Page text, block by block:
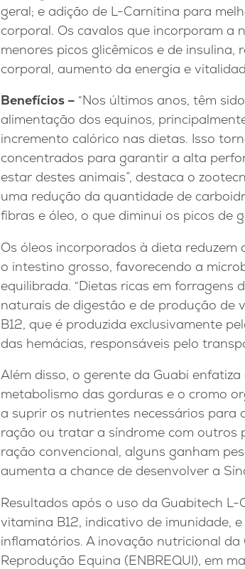
geral; e adição de L-Carnitina para
corporal. Os cavalos que incorporam a
menores picos glicêmicos e de
corporal, aumento da energia e
Benefícios – “Nos últimos anos, têm
alimentação dos equinos,
incremento calórico nas dietas. Isso
concentrados para garantir a alta
estar destes animais”, destaca o
uma redução da quantidade de
fibras e óleo, o que diminui os picos de
Os óleos incorporados à dieta
o intestino grosso, favorecendo a
equilibrada. “Dietas ricas em forragens
naturais de digestão e de produção de
B12, que é produzida exclusivamente
das hemácias, responsáveis pelo
Além disso, o gerente da Guabi
metabolismo das gorduras e o cromo
a suprir os nutrientes necessários para
ração ou tratar a síndrome com outros
ração convencional, alguns ganham
aumenta a chance de desenvolver a
Resultados após o uso da Guabitech
vitamina B12, indicativo de imunidade,
inflamatórios. A inovação nutricional
Reprodução Equina (ENBREQUI), em